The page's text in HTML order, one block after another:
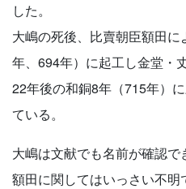
した。
大嶋の死後、比賣朝臣額田
年、694年）に起工し金堂・
22年後の和銅8年（715年）
ている。
大嶋は文献でも名前が確認
額田に関してはいっさい不明